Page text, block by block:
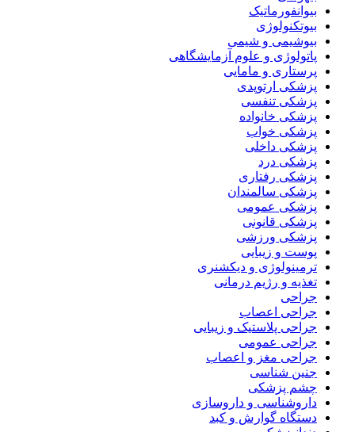
بیوانفورماتیک
بیوتکنولوژی
بیوشیمی و شیمی
پاتولوژی و علوم آزمایشگاهی
پرستاری و مامایی
پزشکی ارتوپدی
پزشکی تنفسی
پزشکی خانواده
پزشکی خواب
پزشکی داخلی
پزشکی درد
پزشکی رفتاری
پزشکی سالمندان
پزشکی عمومی
پزشکی قانونی
پزشکی ورزشی
پوست و زیبایی
ترمینولوژی و دیکشنری
تغذیه و رژیم درمانی
جراحی
جراحی اعصاب
جراحی پلاستیک و زیبایی
جراحی عمومی
جراحی مغز و اعصاب
جنین شناسی
چشم پزشکی
داروشناسی و داروسازی
دستگاه گوارش و کبد